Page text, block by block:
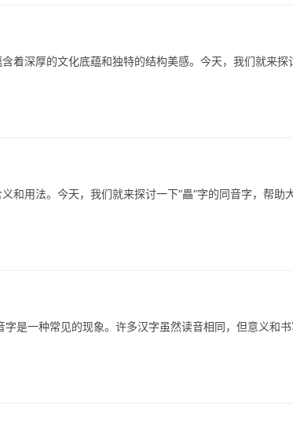
厚的文化底蕴和独特的结构美感。今天，我们就来探
用法。今天，我们就来探讨一下“畾”字的同音字，帮助
一种常见的现象。许多汉字虽然读音相同，但意义和书